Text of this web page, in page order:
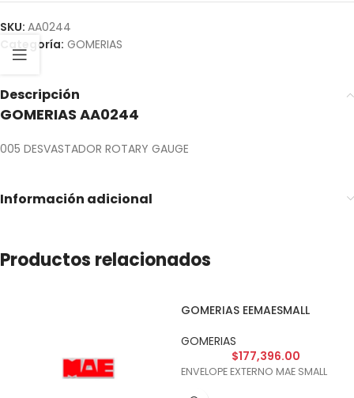
SKU: AA0244
Categoría: GOMERIAS
Descripción
GOMERIAS AA0244
005 DESVASTADOR ROTARY GAUGE
Información adicional
Productos relacionados
GOMERIAS EEMAESMALL
GOMERIAS
$177,396.00
ENVELOPE EXTERNO MAE SMALL